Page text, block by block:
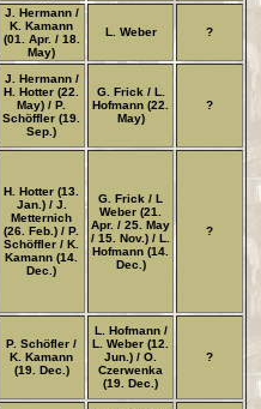
J. Hermann /
K. Kamann
(01. Apr. / 18.
May)
L. Weber ?
J. Hermann /
H. Hotter (22.
May) / P.
Schöffler (19.
Sep.)
G. Frick / L.
Hofmann (22.
May)
?
H. Hotter (13.
Jan.) / J.
Metternich
(26. Feb.) / P.
Schöffler / K.
Kamann (14.
Dec.)
G. Frick / L
Weber (21.
Apr. / 25. May
/ 15. Nov.) / L.
Hofmann (14.
Dec.)
?
P. Schöfler /
K. Kamann
(19. Dec.)
L. Hofmann /
L. Weber (12.
Jun.) / O.
Czerwenka
(19. Dec.)
?